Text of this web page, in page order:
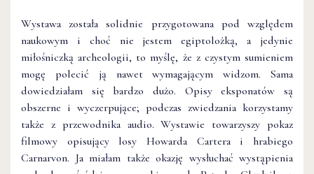
Wystawa została solidnie przygotowana pod względem
naukowym i choć nie jestem egiptolożką, a jedynie
miłośniczką archeologii, to myślę, że z czystym sumieniem
mogę polecić ją nawet wymagającym widzom. Sama
dowiedziałam się bardzo dużo. Opisy eksponatów są
obszerne i wyczerpujące; podczas zwiedzania korzystamy
także z przewodnika audio. Wystawie towarzyszy pokaz
filmowy opisujący losy Howarda Cartera i hrabiego
Carnarvon. Ja miałam także okazję wysłuchać wystąpienia